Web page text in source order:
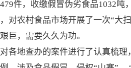
件，收缴假冒伪劣食品1032
对农村食品市场开展了一次“大
巨，需要久久为功。
地查办的案件进行了认真梳理